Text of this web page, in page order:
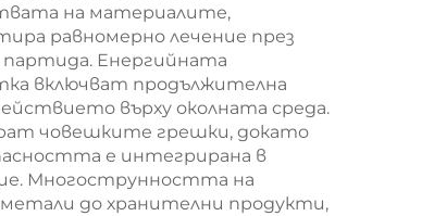
на материалите,
равномерно лечение през
партида. Енергийната
включват продължителна
върху околната среда.
човешките грешки, докато
е интегрирана в
Многострунността на
до хранителни продукти,